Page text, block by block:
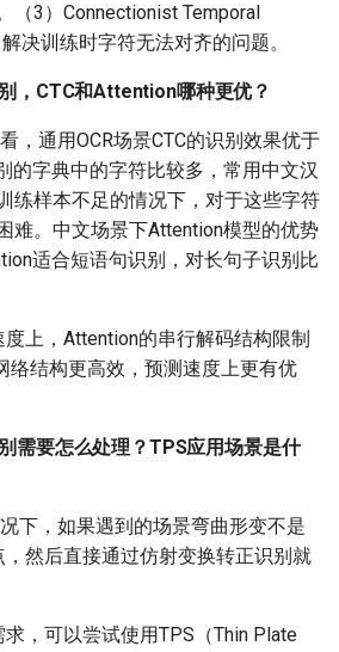
超分
大的
测时会
么避免
用DB
检的情
微形变
题
较长
的英
（3）Connectionist Temporal
决训练时字符无法对齐的问题。
，CTC和Attention哪种更优？
，通用OCR场景CTC的识别效果优于
的字典中的字符比较多，常用中文汉
练样本不足的情况下，对于这些字符
难。中文场景下Attention模型的优势
适合短语句识别，对长句子识别比
度上，Attention的串行解码结构限制
络结构更高效，预测速度上更有优
需要怎么处理？TPS应用场景是什
下，如果遇到的场景弯曲形变不是
然后直接通过仿射变换转正识别就
求，可以尝试使用TPS（Thin Plate